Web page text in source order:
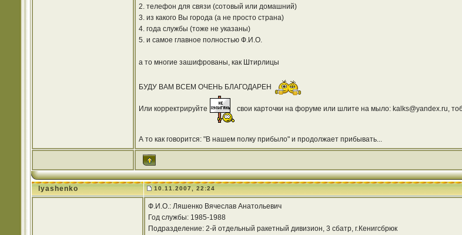
2. телефон для связи (сотовый или домашний)
3. из какого Вы города (а не просто страна)
4. года службы (тоже не указаны)
5. и самое главное полностью Ф.И.О.
а то многие зашифрованы, как Штирлицы
БУДУ ВАМ ВСЕМ ОЧЕНЬ БЛАГОДАРЕН
Или корректрируйте свои карточки на форуме или шлите на мыло: kalks@yandex.ru,
А то как говорится: "В нашем полку прибыло" и продолжает прибывать...
lyashenko 10.11.2007, 22:24
Ф.И.О.: Ляшенко Вячеслав Анатольевич
Год службы: 1985-1988
Подразделение: 2-й отдельный ракетный дивизион, 3 сбатр, г.Кенигсбрюк